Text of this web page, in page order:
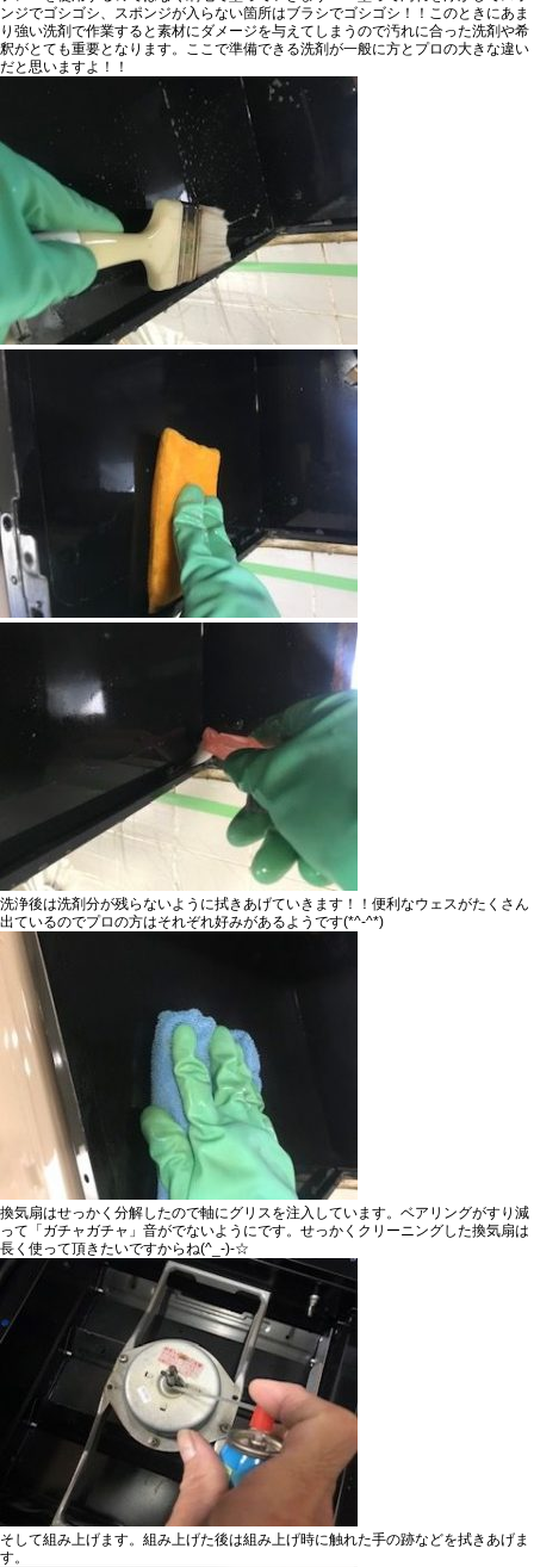
ンジでゴシゴシ、スポンジが入らない箇所はブラシでゴシゴシ ！！このときにあま
り強い洗剤で作業すると素材にダメージを与えてしまう ので汚れに合った洗剤や希
釈がとても重要となります。 ここで準備できる洗剤が一般に方とプロの大きな違い
だと思いますよ！！
洗浄後は洗剤分が残らないように拭きあげていきます！！便利なウェスがたくさん
出ているのでプロの方はそれぞれ好みがあるようです(*^-^*)
換気扇はせっかく分解したので軸にグリスを注入 しています。ベアリングがすり減
って「ガチャガチャ」音がでないようにです。せっかくクリーニングした換気扇は
長く使って頂きたいですからね(^_-)-☆
そして組み上げます。組み上げた後は組み上げ時に触れた手の跡などを拭きあげま
す。